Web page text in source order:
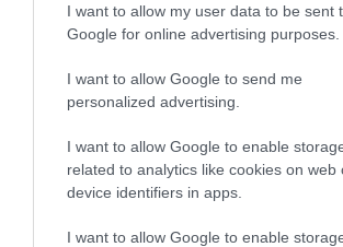
I want to allow my user data to be sent
Google for online advertising purposes.
I want to allow Google to send me
personalized advertising.
I want to allow Google to enable
related to analytics like cookies on web
device identifiers in apps.
I want to allow Google to enable
Παρακαλώ Περιμένετε...
ΕΞΑΙΡΕΣΗ – ΒΙΣΣΗ ΑΝΝΑ